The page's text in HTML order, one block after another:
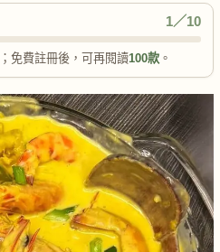
1／10
；免費註冊後，可再閱讀100款 。